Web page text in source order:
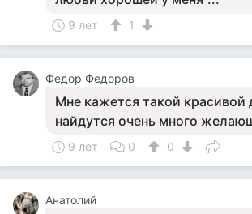
9 лет 1
Федор Федоров
Мне кажется такой красивой
найдутся очень много
9 лет 0 0
Анатолий